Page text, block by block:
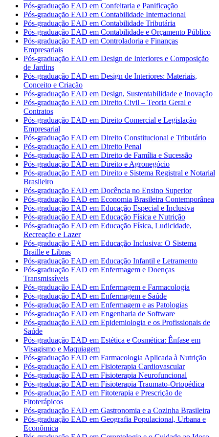
Pós-graduação EAD em Confeitaria e Panificação
Pós-graduação EAD em Contabilidade Internacional
Pós-graduação EAD em Contabilidade Tributária
Pós-graduação EAD em Contabilidade e Orçamento Público
Pós-graduação EAD em Controladoria e Finanças
Empresariais
Pós-graduação EAD em Design de Interiores e Composição
de Jardins
Pós-graduação EAD em Design de Interiores: Materiais,
Conceito e Criação
Pós-graduação EAD em Design, Sustentabilidade e Inovação
Pós-graduação EAD em Direito Civil – Teoria Geral e
Contratos
Pós-graduação EAD em Direito Comercial e Legislação
Empresarial
Pós-graduação EAD em Direito Constitucional e Tributário
Pós-graduação EAD em Direito Penal
Pós-graduação EAD em Direito de Família e Sucessão
Pós-graduação EAD em Direito e Agronegócio
Pós-graduação EAD em Direito e Sistema Registral e Notarial
Brasileiro
Pós-graduação EAD em Docência no Ensino Superior
Pós-graduação EAD em Economia Brasileira Contemporânea
Pós-graduação EAD em Educação Especial e Inclusiva
Pós-graduação EAD em Educação Física e Nutrição
Pós-graduação EAD em Educação Física, Ludicidade,
Recreação e Lazer
Pós-graduação EAD em Educação Inclusiva: O Sistema
Braille e Libras
Pós-graduação EAD em Educação Infantil e Letramento
Pós-graduação EAD em Enfermagem e Doenças
Transmissíveis
Pós-graduação EAD em Enfermagem e Farmacologia
Pós-graduação EAD em Enfermagem e Saúde
Pós-graduação EAD em Enfermagem e as Patologias
Pós-graduação EAD em Engenharia de Software
Pós-graduação EAD em Epidemiologia e os Profissionais de
Saúde
Pós-graduação EAD em Estética e Cosmética: Ênfase em
Visagismo e Maquiagem
Pós-graduação EAD em Farmacologia Aplicada à Nutrição
Pós-graduação EAD em Fisioterapia Cardiovascular
Pós-graduação EAD em Fisioterapia Neurofuncional
Pós-graduação EAD em Fisioterapia Traumato-Ortopédica
Pós-graduação EAD em Fitoterapia e Prescrição de
Fitoterápicos
Pós-graduação EAD em Gastronomia e a Cozinha Brasileira
Pós-graduação EAD em Geografia Populacional, Urbana e
Econômica